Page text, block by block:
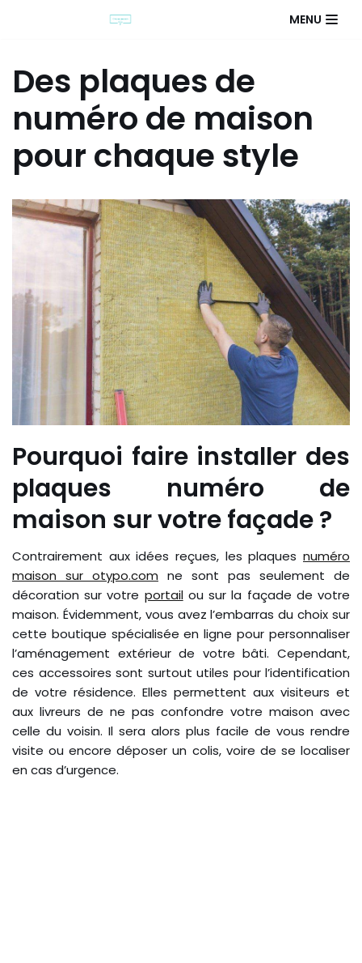
MENU
Des plaques de
numéro de maison
pour chaque style
Pourquoi faire installer des
plaques numéro de
maison sur votre façade ?
Contrairement aux idées reçues, les plaques numéro
maison sur otypo.com ne sont pas seulement de
décoration sur votre portailou sur la façade de votre
maison. Évidemment, vous avez l’embarras du choix sur
cette boutique spécialisée en ligne pour personnaliser
l’aménagement extérieur de votre bâti. Cependant,
ces accessoires sont surtout utiles pour l’identification
de votre résidence. Elles permettent aux visiteurs et
aux livreurs de ne pas confondre votre maison avec
celle du voisin. Il sera alors plus facile de vous rendre
visite ou encore déposer un colis, voire de se localiser
en cas d’urgence.